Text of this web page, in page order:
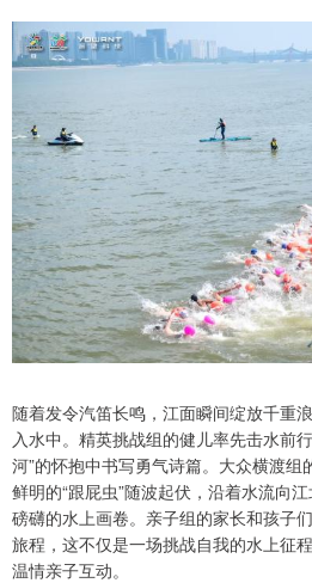
随着发令汽笛长鸣，江面瞬间绽放千重
入水中。精英挑战组的健儿率先击水前
河”的怀抱中书写勇气诗篇。大众横渡
鲜明的“跟屁虫”随波起伏，沿着水流向
磅礴的水上画卷。亲子组的家长和孩子
旅程，这不仅是一场挑战自我的水上征
温情亲子互动。